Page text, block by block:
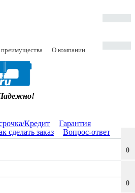
О компании
0
0
Кредит
Гарантия
сделать заказ Вопрос-ответ